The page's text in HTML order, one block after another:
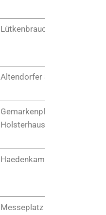
Lütkenbrauck 64
Altendorfer Str. 2
Gemarkenplatz in
Holsterhausen
Haedenkampstraße 21
Messeplatz vor der